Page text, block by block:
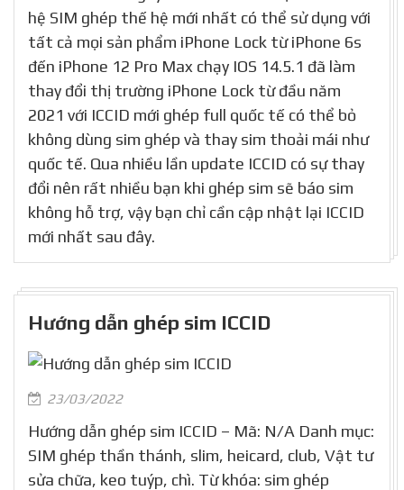
hệ SIM ghép thế hệ mới nhất có thể sử dụng với
tất cả mọi sản phẩm iPhone Lock từ iPhone 6s
đến iPhone 12 Pro Max chạy IOS 14.5.1 đã làm
thay đổi thị trường iPhone Lock từ đầu năm
2021 với ICCID mới ghép full quốc tế có thể bỏ
không dùng sim ghép và thay sim thoải mái như
quốc tế. Qua nhiều lần update ICCID có sự thay
đổi nên rất nhiều bạn khi ghép sim sẽ báo sim
không hỗ trợ, vậy bạn chỉ cần cập nhật lại ICCID
mới nhất sau đây.
Hướng dẫn ghép sim ICCID
23/03/2022
Hướng dẫn ghép sim ICCID – Mã: N/A Danh mục:
SIM ghép thần thánh, slim, heicard, club, Vật tư
sửa chữa, keo tuýp, chì. Từ khóa: sim ghép